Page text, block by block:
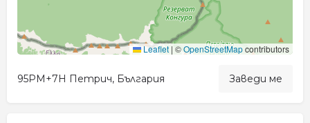
Leaflet | ©OpenStreetMapcontributors
95PM+7H Петрич, България Заведи ме